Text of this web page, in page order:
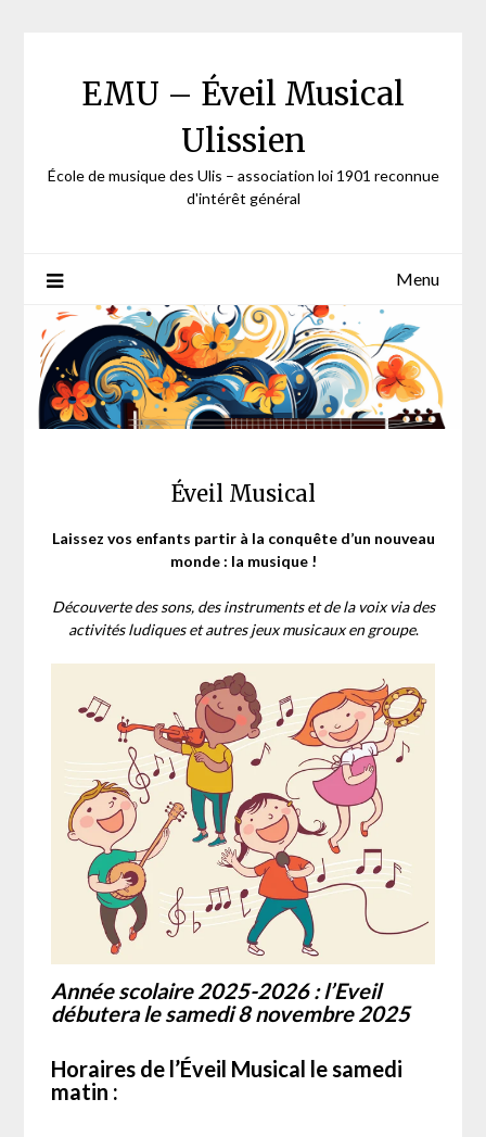
EMU – Éveil Musical
Ulissien
École de musique des Ulis – association loi 1901 reconnue
d'intérêt général
Menu
Éveil Musical
Laissez vos enfants partir à la conquête d’un nouveau
monde : la musique !
Découverte des sons, des instruments et de la voix via des
activités ludiques et autres jeux musicaux en groupe.
Année scolaire 2025-2026 : l’Eveil
débutera le samedi 8 novembre 2025
Horaires de l’Éveil Musical le samedi
matin :